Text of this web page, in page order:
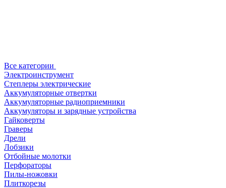
Все категории
Электроинструмент
Степлеры электрические
Аккумуляторные отвертки
Аккумуляторные радиоприемники
Аккумуляторы и зарядные устройства
Гайковерты
Граверы
Дрели
Лобзики
Отбойные молотки
Перфораторы
Пилы-ножовки
Плиткорезы